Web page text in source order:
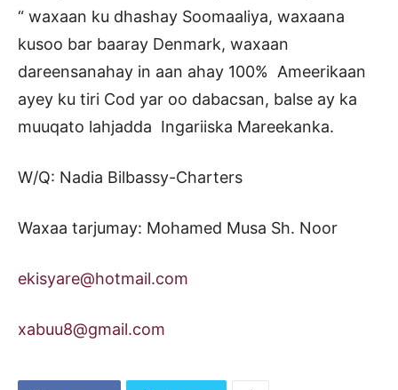
“ waxaan ku dhashay Soomaaliya, waxaana
kusoo bar baaray Denmark, waxaan
dareensanahay in aan ahay 100% Ameerikaan
ayey ku tiri Cod yar oo dabacsan, balse ay ka
muuqato lahjadda Ingariiska Mareekanka.
W/Q: Nadia Bilbassy-Charters
Waxaa tarjumay: Mohamed Musa Sh. Noor
ekisyare@hotmail.com
xabuu8@gmail.com